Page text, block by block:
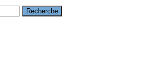
Recherche